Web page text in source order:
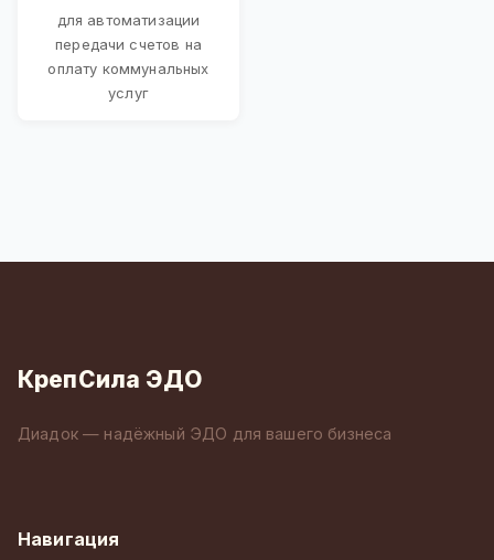
для автоматизации
передачи счетов на
оплату коммунальных
услуг
КрепСила ЭДО
Диадок — надёжный ЭДО для вашего бизнеса
Навигация